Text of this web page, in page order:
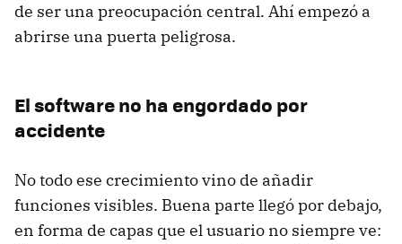
de ser una preocupación central. Ahí empezó a
abrirse una puerta peligrosa.
El software no ha engordado por
accidente
No todo ese crecimiento vino de añadir
funciones visibles. Buena parte llegó por debajo,
en forma de capas que el usuario no siempre ve: